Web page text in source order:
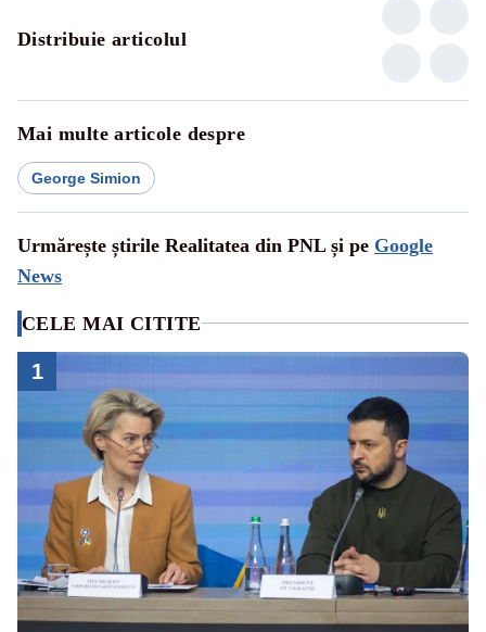
Distribuie articolul
Mai multe articole despre
George Simion
Urmărește știrile Realitatea din PNL și pe Google
News
CELE MAI CITITE
1